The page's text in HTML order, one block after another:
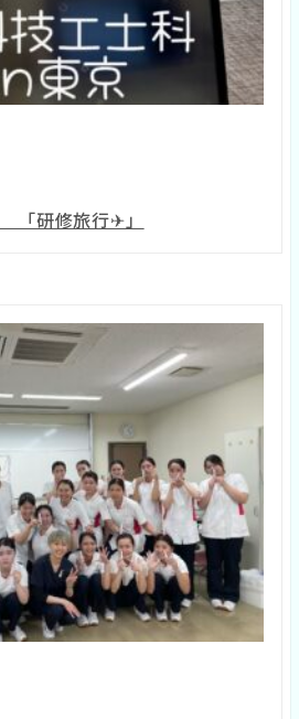
「研修旅行✈」